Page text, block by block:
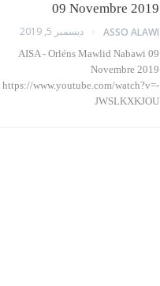
09 Novembre 2019
ASSO ALAWI ديسمبر 5, 2019
AISA - Orléns Mawlid Nabawi 09
Novembre 2019
https://www.youtube.com/watch?v=-
JWSLKXKJOU